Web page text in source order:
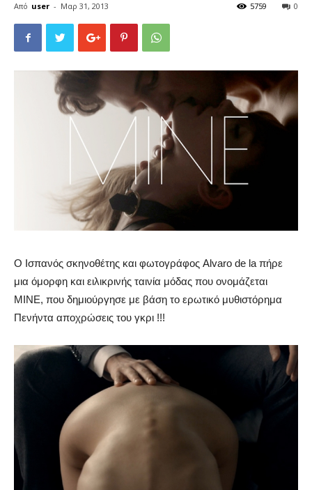
Από user - Μαρ 31, 2013 0
5759
Ο Ισπανός σκηνοθέτης και φωτογράφος Alvaro de la πήρε
μια όμορφη και ειλικρινής ταινία μόδας που ονομάζεται
MINE, που δημιούργησε με βάση το ερωτικό μυθιστόρημα
Πενήντα αποχρώσεις του γκρι !!!